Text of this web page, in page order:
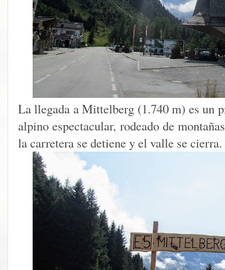
La llegada a Mittelberg (1.740 m) es un
alpino espectacular, rodeado de
la carretera se detiene y el valle se cierra.